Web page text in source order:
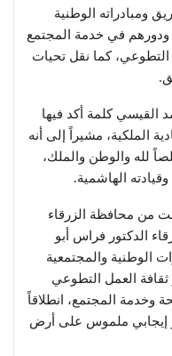
ومبادراته الوطنية
ودورهم في خدمة المجتمع
التطوعي، كما نقل تحيات
القيسي كلمة أكد فيها
الملكية، مشيراً إلى أنه
لله والوطن والملك،
الهاشمية.
من محافظة الزرقاء
الدكتور فراس أبو
الوطنية والمجتمعية
ثقافة العمل التطوعي
وخدمة المجتمع، انطلاقاً
ملموس على أرض